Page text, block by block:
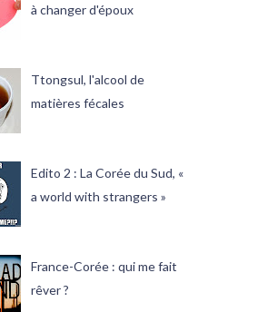
à changer d'époux
Ttongsul, l'alcool de
matières fécales
Edito 2 : La Corée du Sud, «
a world with strangers »
France-Corée : qui me fait
rêver ?